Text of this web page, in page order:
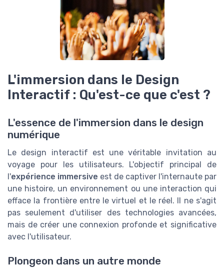
L'immersion dans le Design
Interactif : Qu'est-ce que c'est ?
L'essence de l'immersion dans le design
numérique
Le design interactif est une véritable invitation au
voyage pour les utilisateurs. L'objectif principal de
l'expérience immersive est de captiver l'internaute par
une histoire, un environnement ou une interaction qui
efface la frontière entre le virtuel et le réel. Il ne s'agit
pas seulement d'utiliser des technologies avancées,
mais de créer une connexion profonde et significative
avec l'utilisateur.
Plongeon dans un autre monde